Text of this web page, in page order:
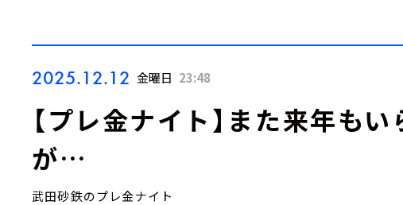
Podcast
2025.12.12 金曜日 23:48
【プレ金ナイト】また来年も
が…
武田砂鉄のプレ金ナイト